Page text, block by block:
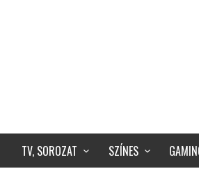
TV, SOROZAT SZÍNES